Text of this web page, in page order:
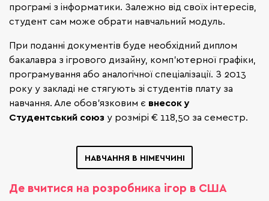
програмі з інформатики. Залежно від своїх інтересів,
студент сам може обрати навчальний модуль.
При поданні документів буде необхідний диплом
бакалавра з ігрового дизайну, комп'ютерної графіки,
програмування або аналогічної спеціалізації. З 2013
року у закладі не стягують зі студентів плату за
навчання. Але обов'язковим є внесок у
Студентський союз у розмірі € 118,50 за семестр.
НАВЧАННЯ В НІМЕЧЧИНІ
Де вчитися на розробника ігор в США